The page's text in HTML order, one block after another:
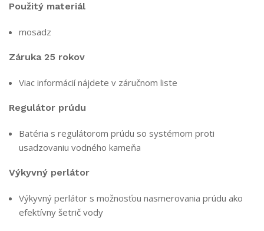
Použitý materiál
mosadz
Záruka 25 rokov
Viac informácií nájdete v záručnom liste
Regulátor prúdu
Batéria s regulátorom prúdu so systémom proti
usadzovaniu vodného kameňa
Výkyvný perlátor
Výkyvný perlátor s možnosťou nasmerovania prúdu ako
efektívny šetrič vody